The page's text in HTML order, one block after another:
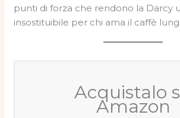
punti di forza che rendono la Darcy
insostituibile per chi ama il caffè
Acquistalo
Amazon